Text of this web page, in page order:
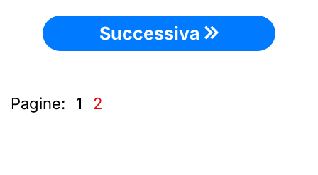
Successiva
Pagine: 1 2